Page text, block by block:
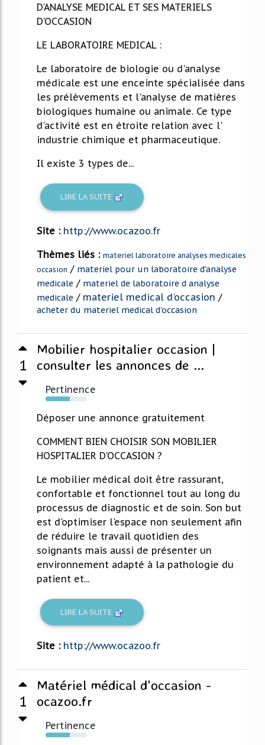
D'ANALYSE MEDICAL ET SES MATERIELS
D'OCCASION
LE LABORATOIRE MEDICAL :
Le laboratoire de biologie ou d'analyse
médicale est une enceinte spécialisée dans
les prélèvements et l'analyse de matières
biologiques humaine ou animale. Ce type
d'activité est en étroite relation avec l'
industrie chimique et pharmaceutique.
Il existe 3 types de...
LIRE LA SUITE
Site : http://www.ocazoo.fr
Thèmes liés : materiel laboratoire analyses medicales
occasion / materiel pour un laboratoire d'analyse
medicale / materiel de laboratoire d analyse
medicale / materiel medical d'occasion /
acheter du materiel medical d'occasion
1
Mobilier hospitalier occasion |
consulter les annonces de ...
Pertinence
59%
Déposer une annonce gratuitement
COMMENT BIEN CHOISIR SON MOBILIER
HOSPITALIER D'OCCASION ?
Le mobilier médical doit être rassurant,
confortable et fonctionnel tout au long du
processus de diagnostic et de soin. Son but
est d'optimiser l'espace non seulement afin
de réduire le travail quotidien des
soignants mais aussi de présenter un
environnement adapté à la pathologie du
patient et...
LIRE LA SUITE
Site : http://www.ocazoo.fr
1
Matériel médical d'occasion -
ocazoo.fr
Pertinence
58%